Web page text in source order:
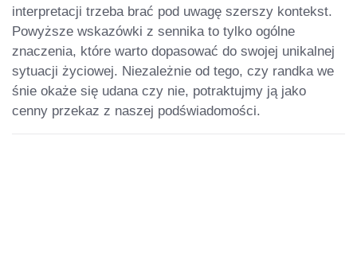
interpretacji trzeba brać pod uwagę szerszy kontekst.
Powyższe wskazówki z sennika to tylko ogólne
znaczenia, które warto dopasować do swojej unikalnej
sytuacji życiowej. Niezależnie od tego, czy randka we
śnie okaże się udana czy nie, potraktujmy ją jako
cenny przekaz z naszej podświadomości.